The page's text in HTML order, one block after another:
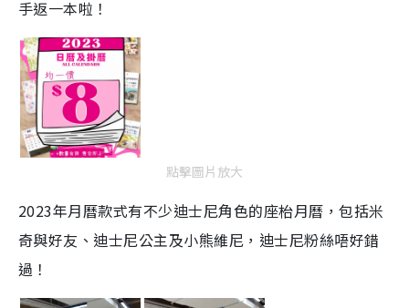
手返一本啦！
點擊圖片放大
2023年月曆款式有不少迪士尼角色的座枱月曆，包括米
奇與好友、迪士尼公主及小熊維尼，迪士尼粉絲唔好錯
過！